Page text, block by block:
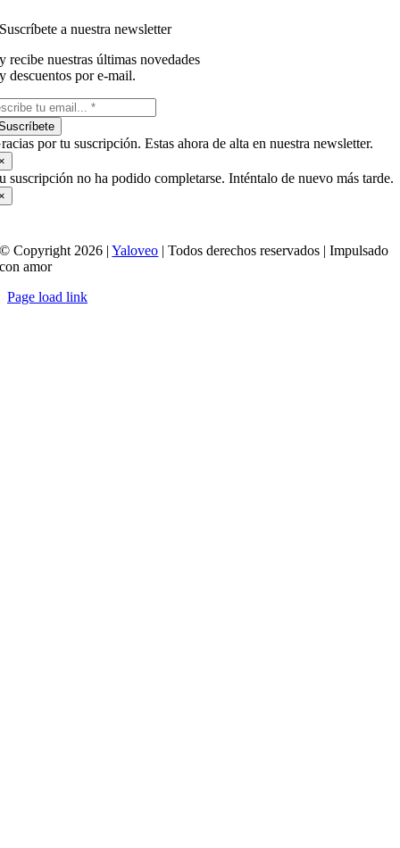
Suscríbete a nuestra newsletter
y recibe nuestras últimas novedades
y descuentos por e-mail.
por tu suscripción. Estas ahora de alta en nuestra newsletter.
suscripción no ha podido completarse. Inténtalo de nuevo más tarde.
© Copyright 2026 |Yaloveo | Todos derechos reservados | Impulsado
con amor
Page load link